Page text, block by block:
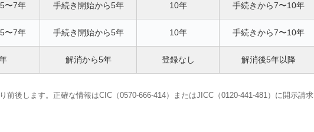
〜7年 手続き開始から5年 10年 手続きから7〜10年
〜7年 手続き開始から5年 10年 手続きから7〜10年
解消から5年 登録なし 解消後5年以降
後します。正確な情報はCIC（0570-666-414）またはJICC（0120-441-481）に開示請求